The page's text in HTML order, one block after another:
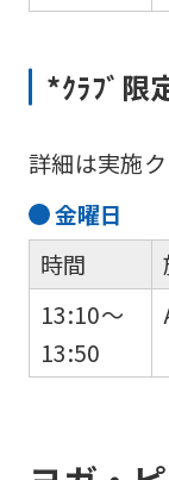
*ｸﾗﾌﾞ限
詳細は実施
金曜日
時間
13:10～
13:50